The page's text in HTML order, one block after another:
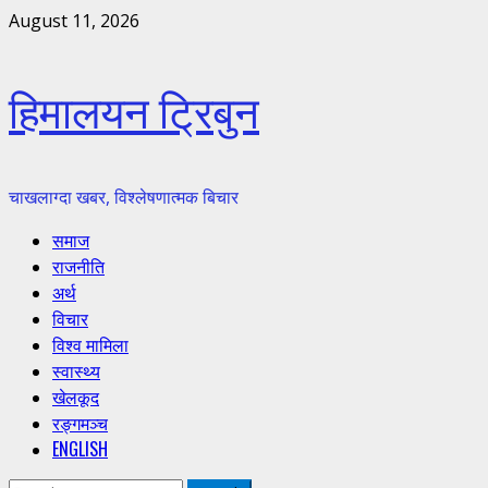
Skip
August 11, 2026
हिमालयन ट्रिबुन
चाखलाग्दा खबर, विश्लेषणात्मक बिचार
Primary
Menu
समाज
राजनीति
अर्थ
विचार
विश्व मामिला
स्वास्थ्य
खेलकूद
रङ्गमञ्च
ENGLISH